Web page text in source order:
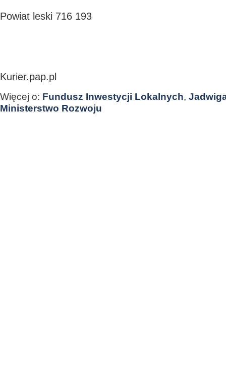
Powiat leski 716 193
Kurier.pap.pl
Więcej o: Fundusz Inwestycji Lokalnych,
Ministerstwo Rozwoju